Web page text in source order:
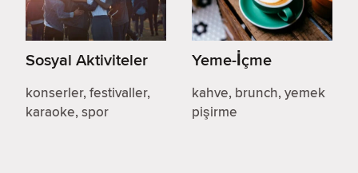
Sosyal Aktiviteler
konserler, festivaller,
karaoke, spor
Yeme-İçme
kahve, brunch, yemek
pişirme